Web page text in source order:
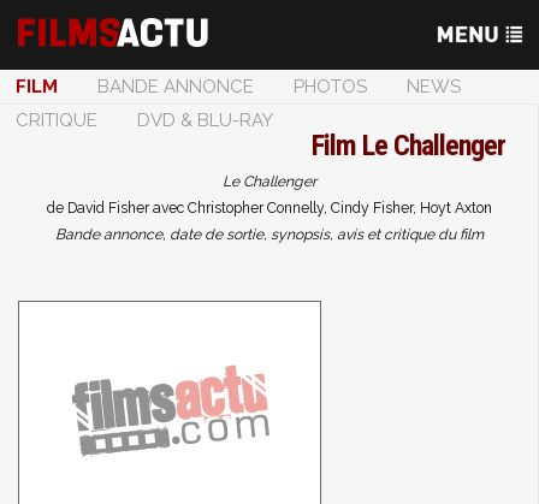
FILM BANDE ANNONCE PHOTOS
NEWS
CRITIQUE
DVD & BLU-RAY
Film Le Challenger
Le Challenger
de David Fisher avec Christopher Connelly, Cindy Fisher, Hoyt Axton
Bande annonce, date de sortie, synopsis, avis et critique du film